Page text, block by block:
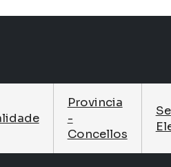
Provincia
-
Concellos